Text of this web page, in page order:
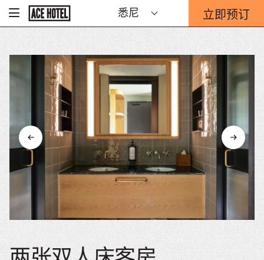
To
Homepage
悉尼 立即预订
-
这
将
打
开
预
订
表
重
迭。